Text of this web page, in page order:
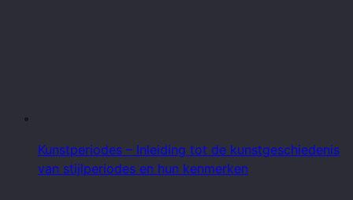
Kunstperiodes – Inleiding tot de kunstgeschiedenis
van stijlperiodes en hun kenmerken